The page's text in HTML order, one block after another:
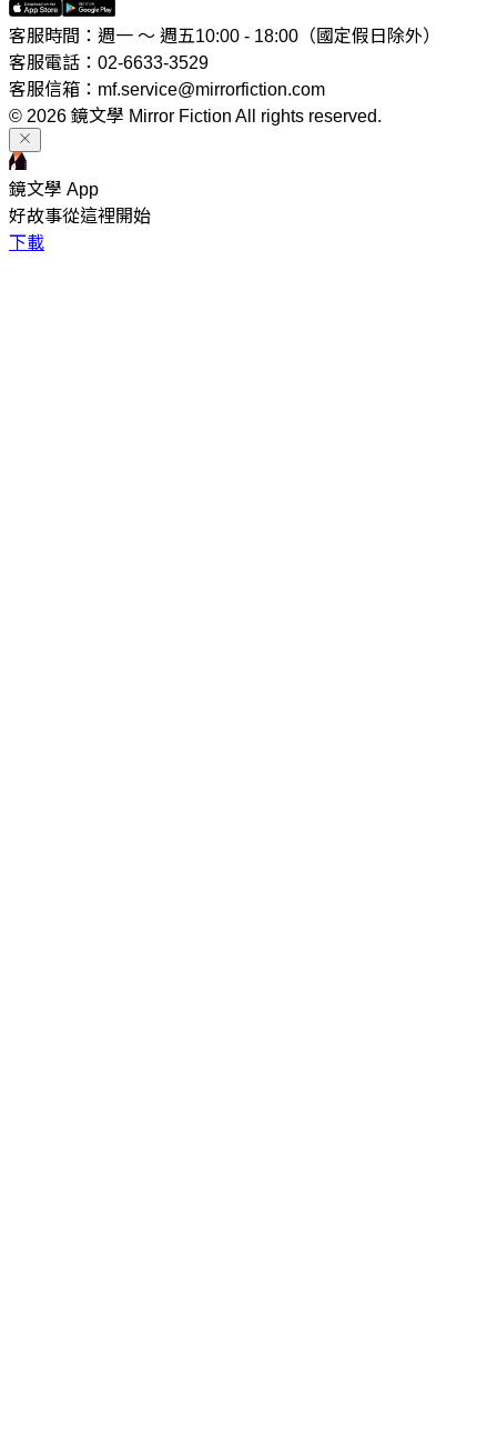
客服時間：週一 ～ 週五10:00 - 18:00（國定假日除外）
客服電話：02-6633-3529
客服信箱：mf.service@mirrorfiction.com
© 2026 鏡文學 Mirror Fiction All rights reserved.
鏡文學 App
好故事從這裡開始
下載